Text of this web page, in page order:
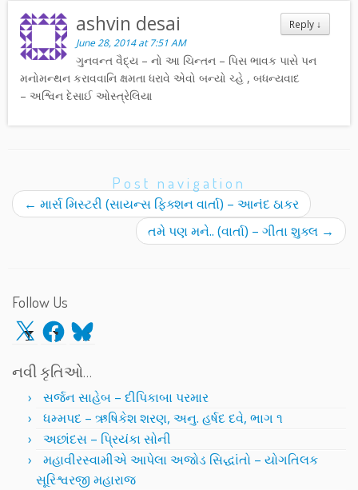
Reply ↓
ashvin desai
June 28, 2014 at 7:51 AM
ગુનવન્ત વૈદ્ય – નો આ ચિન્તન – પિસ ભાવક પાસે પન
મનોમન્થન કરાવવાનિ ક્ષમતા ધરાવે એવો બન્યો ચ્હે , બધન્યવાદ
– અશ્વિન દેસાઈ ઓસ્ત્રેલિયા
Post navigation
← માર્સ મિસ્ટરી (સાયન્સ ફિક્શન વાર્તા) – આનંદ ઠાકર
તમે પણ મને.. (વાર્તા) – ગીતા શુક્લ →
Follow Us
X Facebook
Bluesky
નવી કૃતિઓ…
સર્જન સાહેબ – દીપિકાબા પરમાર
ધમ્મપદ – ઋષિકેશ શરણ, અનુ. હર્ષદ દવે, ભાગ ૧
અછાંદસ – પ્રિયંકા સોની
મહાવીરસ્વામીએ આપેલા અજોડ સિદ્ધાંતો – યોગતિલક
સૂરિશ્વરજી મહારાજ